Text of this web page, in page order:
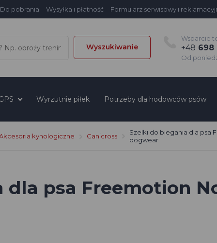
Do pobrania Wysyłka i płatność Formularz serwisowy i
Wyszukiwanie
Wsparcie
+48 698
Od
Wyrzutnie piłek Potrzeby dla hodowców psów
kynologiczne Canicross
Szelki do biegania dla psa
dogwear
dla psa Freemotion